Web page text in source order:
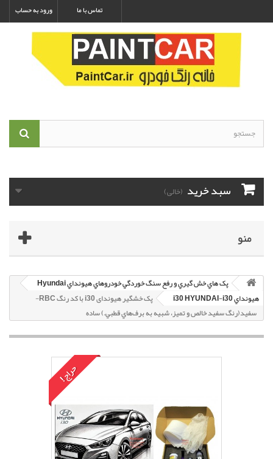
ورود به حساب تماس با ما
سبد خرید (خالی)
منو
پک هاي خش گيري و رفع سنگ خوردگي خودروهاي هيونداي Hyundai
هيونداي i30 HYUNDAI-i30
پک خشگير هیوندای i30 با کد رنگ RBC-
سفيد(رنگ سفيد خالص و تميز، شبيه به برف‌هاي قطبي.) ساده
حراج!